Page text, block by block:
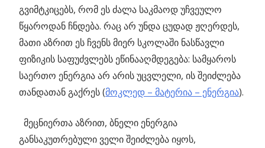
გვიმტკიცებს, რომ ეს ძალა საკმაოდ უჩვეულო
წყაროდან ჩნდება. რაც არ უნდა ცუდად ჟღერდეს,
მათი აზრით ეს ჩვენს მიერ სკოლაში ნასწავლი
ფიზიკის საფუძვლებს ეწინააღმდეგება: სამყაროს
საერთო ენერგია არ არის უცვლელი, ის შეიძლება
თანდათან გაქრეს (მოკლედ – მატერია – ენერგია).
მეცნიერთა აზრით, ბნელი ენერგია
განსაკუთრებული ველი შეიძლება იყოს,